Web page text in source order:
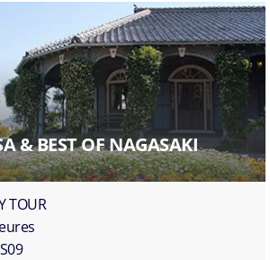
& BEST OF NAGASAKI
TOUR